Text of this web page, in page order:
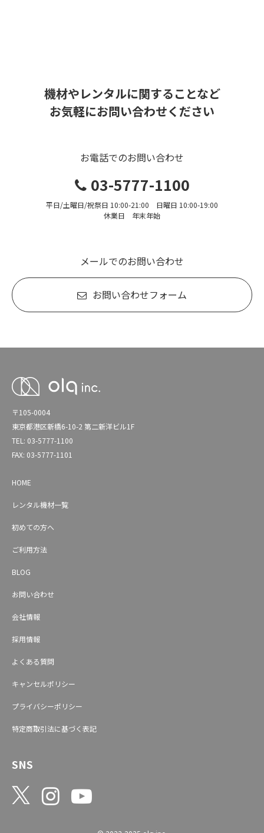
機材やレンタルに関することなど
お気軽にお問い合わせください
お電話でのお問い合わせ
03-5777-1100
平日/土曜日/祝祭日 10:00-21:00 日曜日 10:00-19:00
休業日 年末年始
メールでのお問い合わせ
お問い合わせフォーム
〒105-0004
東京都港区新橋6-10-2 第二新洋ビル1F
TEL: 03-5777-1100
FAX: 03-5777-1101
HOME
レンタル機材一覧
初めての方へ
ご利用方法
BLOG
お問い合わせ
会社情報
採用情報
よくある質問
キャンセルポリシー
プライバシーポリシー
特定商取引法に基づく表記
SNS